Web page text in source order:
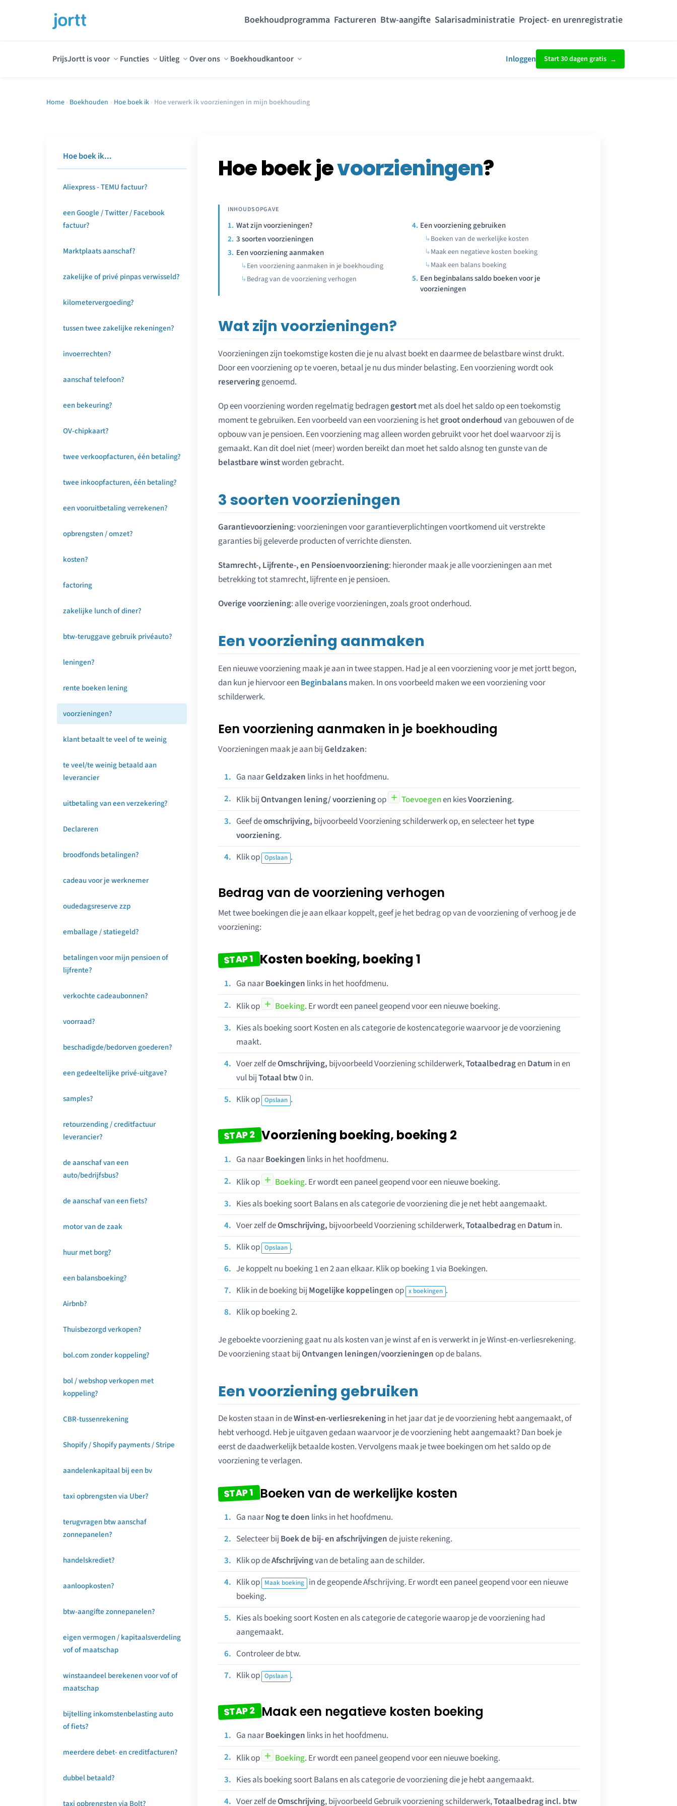
Boekhoudprogramma Factureren Btw-aangifte Salarisadministratie Project- en urenregistratie
PrijsJortt is voor Functies Uitleg Over ons Boekhoudkantoor Inloggen Start 30 dagen gratis
Home › Boekhouden › Hoe boek ik › Hoe verwerk ik voorzieningen in mijn boekhouding
Hoe boek ik...
Aliexpress - TEMU factuur?
een Google / Twitter / Facebook
factuur?
Marktplaats aanschaf?
zakelijke of privé pinpas verwisseld?
kilometervergoeding?
tussen twee zakelijke rekeningen?
invoerrechten?
aanschaf telefoon?
een bekeuring?
OV-chipkaart?
twee verkoopfacturen, één betaling?
twee inkoopfacturen, één betaling?
een vooruitbetaling verrekenen?
opbrengsten / omzet?
kosten?
factoring
zakelijke lunch of diner?
btw-teruggave gebruik privéauto?
leningen?
rente boeken lening
voorzieningen?
klant betaalt te veel of te weinig
te veel/te weinig betaald aan
leverancier
uitbetaling van een verzekering?
Declareren
broodfonds betalingen?
cadeau voor je werknemer
oudedagsreserve zzp
emballage / statiegeld?
betalingen voor mijn pensioen of
lijfrente?
verkochte cadeaubonnen?
voorraad?
beschadigde/bedorven goederen?
een gedeeltelijke privé-uitgave?
samples?
retourzending / creditfactuur
leverancier?
de aanschaf van een
auto/bedrijfsbus?
de aanschaf van een fiets?
motor van de zaak
huur met borg?
een balansboeking?
Airbnb?
Thuisbezorgd verkopen?
bol.com zonder koppeling?
bol / webshop verkopen met
koppeling?
CBR-tussenrekening
Shopify / Shopify payments / Stripe
aandelenkapitaal bij een bv
taxi opbrengsten via Uber?
terugvragen btw aanschaf
zonnepanelen?
handelskrediet?
aanloopkosten?
btw-aangifte zonnepanelen?
eigen vermogen / kapitaalsverdeling
vof of maatschap
winstaandeel berekenen voor vof of
maatschap
bijtelling inkomstenbelasting auto
of fiets?
meerdere debet- en creditfacturen?
dubbel betaald?
taxi opbrengsten via Bolt?
Hoe boek jevoorzieningen?
Wat zijn voorzieningen?
3 soorten voorzieningen
Een voorziening aanmaken
Een voorziening aanmaken in je boekhouding
Bedrag van de voorziening verhogen
Een voorziening gebruiken
Boeken van de werkelijke kosten
Maak een negatieve kosten boeking
Maak een balans boeking
Een beginbalans saldo boeken voor je
voorzieningen
Wat zijn voorzieningen?
Voorzieningen zijn toekomstige kosten die je nu alvast boekt en daarmee de belastbare winst drukt.
Door een voorziening op te voeren, betaal je nu dus minder belasting. Een voorziening wordt ook
reserveringgenoemd.
Op een voorziening worden regelmatig bedragen gestortmet als doel het saldo op een toekomstig
moment te gebruiken. Een voorbeeld van een voorziening is hetgroot onderhoudvan gebouwen of de
opbouw van je pensioen. Een voorziening mag alleen worden gebruikt voor het doel waarvoor zij is
gemaakt. Kan dit doel niet (meer) worden bereikt dan moet het saldo alsnog ten gunste van de
belastbare winstworden gebracht.
3 soorten voorzieningen
Garantievoorziening: voorzieningen voor garantieverplichtingen voortkomend uit verstrekte
garanties bij geleverde producten of verrichte diensten.
Stamrecht-, Lijfrente-, en Pensioenvoorziening: hieronder maak je alle voorzieningen aan met
betrekking tot stamrecht, lijfrente en je pensioen.
Overige voorziening: alle overige voorzieningen, zoals groot onderhoud.
Een voorziening aanmaken
Een nieuwe voorziening maak je aan in twee stappen. Had je al een voorziening voor je met jortt begon,
dan kun je hiervoor een Beginbalansmaken. In ons voorbeeld maken we een voorziening voor
schilderwerk.
Een voorziening aanmaken in je boekhouding
Voorzieningen maak je aan bijGeldzaken:
Ga naarGeldzaken links in het hoofdmenu.
Klik bijOntvangen lening/ voorzieningop Toevoegenen kiesVoorziening.
Geef deomschrijving, bijvoorbeeld Voorziening schilderwerk op, en selecteer hettype
voorziening.
Klik op Opslaan .
Bedrag van de voorziening verhogen
Met twee boekingen die je aan elkaar koppelt, geef je het bedrag op van de voorziening of verhoog je de
voorziening:
STAP 1 Kosten boeking, boeking 1
Ga naarBoekingen links in het hoofdmenu.
Klik op
Boeking. Er wordt een paneel geopend voor een nieuwe boeking.
Kies als boeking soort Kosten en als categorie de kostencategorie waarvoor je de voorziening
maakt.
Voer zelf deOmschrijving, bijvoorbeeld Voorziening schilderwerk,Totaalbedragen Datumin en
vul bijTotaal btw0 in.
Klik op Opslaan .
STAP 2 Voorziening boeking, boeking 2
Ga naarBoekingen links in het hoofdmenu.
Klik op
Boeking. Er wordt een paneel geopend voor een nieuwe boeking.
Kies als boeking soort Balans en als categorie de voorziening die je net hebt aangemaakt.
Voer zelf deOmschrijving, bijvoorbeeld Voorziening schilderwerk,Totaalbedragen Datumin.
Klik op Opslaan .
Je koppelt nu boeking 1 en 2 aan elkaar. Klik op boeking 1 via Boekingen.
Klik in de boeking bij Mogelijke koppelingenop x boekingen .
Klik op boeking 2.
Je geboekte voorziening gaat nu als kosten van je winst af en is verwerkt in je Winst-en-verliesrekening.
De voorziening staat bijOntvangen leningen/voorzieningenop de balans.
Een voorziening gebruiken
De kosten staan in deWinst-en-verliesrekeningin het jaar dat je de voorziening hebt aangemaakt, of
hebt verhoogd. Heb je uitgaven gedaan waarvoor je de voorziening hebt aangemaakt? Dan boek je
eerst de daadwerkelijk betaalde kosten. Vervolgens maak je twee boekingen om het saldo op de
voorziening te verlagen.
STAP 1 Boeken van de werkelijke kosten
Ga naarNog te doen links in het hoofdmenu.
Selecteer bij Boek de bij- en afschrijvingende juiste rekening.
Klik op deAfschrijvingvan de betaling aan de schilder.
Klik op Maak boeking in de geopende Afschrijving. Er wordt een paneel geopend voor een nieuwe
boeking.
Kies als boeking soort Kosten en als categorie de categorie waarop je de voorziening had
aangemaakt.
Controleer de btw.
Klik op Opslaan .
STAP 2 Maak een negatieve kosten boeking
Ga naarBoekingen links in het hoofdmenu.
Klik op
Boeking. Er wordt een paneel geopend voor een nieuwe boeking.
Kies als boeking soort Balans en als categorie de voorziening die je hebt aangemaakt.
Voer zelf deOmschrijving, bijvoorbeeld Gebruik voorziening schilderwerk,Totaalbedrag incl. btw